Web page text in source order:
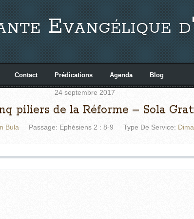
Evangélique
Contact Prédications Agenda Blog
24 septembre 2017
piliers de la Réforme – Sola
Bula Passage: Ephésiens 2 : 8-9 Type De Service: